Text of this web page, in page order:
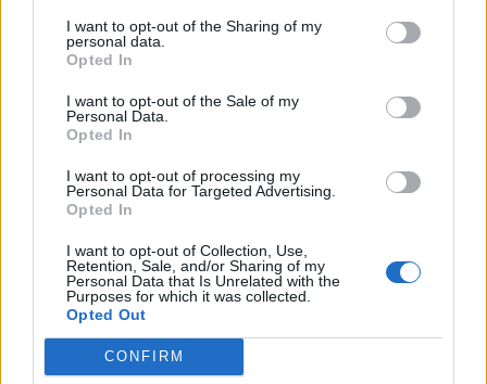
I want to opt-out of the Sharing of my
personal data.
Opted In
I want to opt-out of the Sale of my
Personal Data.
Opted In
I want to opt-out of processing my
Personal Data for Targeted Advertising.
Opted In
I want to opt-out of Collection, Use,
Retention, Sale, and/or Sharing of my
Personal Data that Is Unrelated with the
Purposes for which it was collected.
Opted Out
CONFIRM
anbefaler myndigheder, at borgerne holder sig fra
området, indtil hændelsen er undersøgt nærmere.
Myndighederne forbyder ikke borgere at holde sig
helt væk fra området. Men hvis man vil være i
"udviser særlig agtpågivenhed".
Minister for natur og dyrevelfærd Christian
Rabjerg Madsen (S) siger, at myndighederne
agerer efter et forsigtighedsprincip.
- Ulven er blevet en del af den danske natur. Hvis
Godt nyt: Hjælpen kommer hurtigere
frem
Emilie Nesheim Shaw
Følg os på Discover
NORDJYLLAND: De kommunale
redningsberedskaber i Nordjylland blev hurtigere
til at sende det første køretøj af sted i 2025.